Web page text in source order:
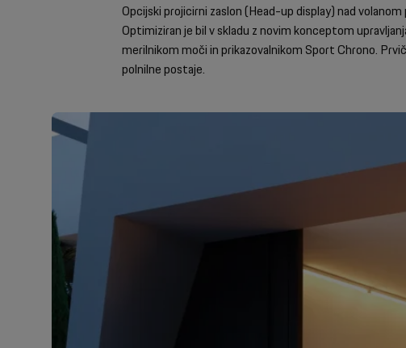
Opcijski projicirni zaslon (Head-up display) nad
Optimiziran je bil v skladu z novim konceptom
merilnikom moči in prikazovalnikom Sport Chrono.
polnilne postaje.